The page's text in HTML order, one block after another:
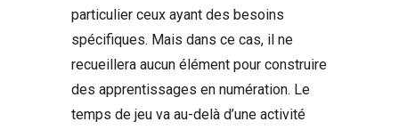
particulier ceux ayant des besoins
spécifiques. Mais dans ce cas, il ne
recueillera aucun élément pour construire
des apprentissages en numération. Le
temps de jeu va au-delà d’une activité